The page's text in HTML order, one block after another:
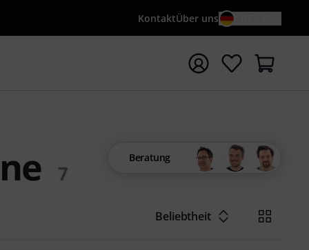
KontaktÜber uns
mit Suchwort {searchTerm} starten
7
Beratung
Beliebtheit